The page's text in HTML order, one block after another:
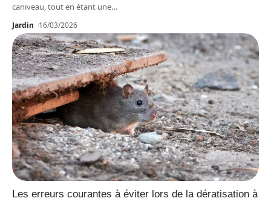
caniveau, tout en étant une…
Jardin 16/03/2026
Les erreurs courantes à éviter lors de la dératisation à